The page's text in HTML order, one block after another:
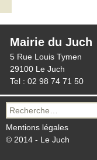
Mairie du Juch
5 Rue Louis Tymen
29100 Le Juch
Tel : 02 98 74 71 50
Recherche
pour :
Mentions légales
© 2014 - Le Juch